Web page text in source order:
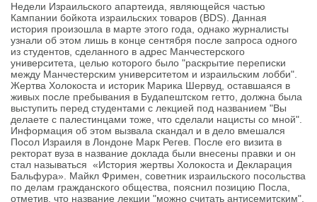
Недели Израильского апартеида, являющейся частью
Кампании бойкота израильских товаров (BDS). Данная
история произошла в марте этого года, однако журналисты
узнали об этом лишь в конце сентября после запроса одного
из студентов, сделанного в адрес Манчестерского
университета, целью которого было "раскрытие переписки
между Манчестерским университетом и израильским лобби".
Жертва Холокоста и историк Марика Шервуд, оставшаяся в
живых после пребывания в Будапештском гетто, должна была
выступить перед студентами с лекцией под названием "Вы
делаете с палестинцами тоже, что сделали нацисты со мной".
Информация об этом вызвала скандал и в дело вмешался
Посол Израиля в Лондоне Марк Регев. После его визита в
ректорат вуза в название доклада были внесены правки и он
стал называться «История жертвы Холокоста и Декларация
Бальфура». Майкл Фримен, советник израильского посольства
по делам гражданского общества, пояснил позицию Посла,
отметив, что название лекции "можно считать антисемитским",